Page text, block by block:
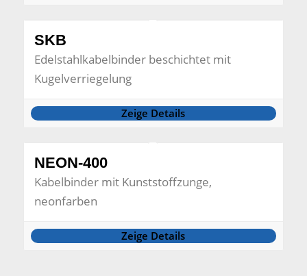
SKB
Edelstahlkabelbinder beschichtet mit
Kugelverriegelung
Zeige Details
NEON-400
Kabelbinder mit Kunststoffzunge,
neonfarben
Zeige Details